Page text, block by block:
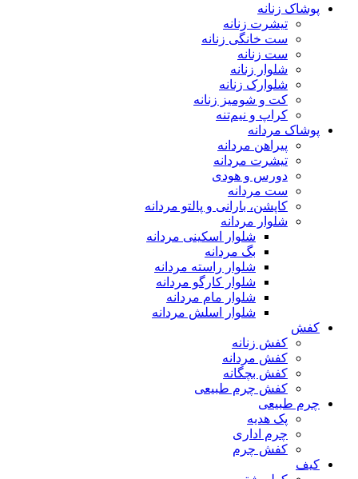
پوشاک زنانه
تیشرت زنانه
ست خانگی زنانه
ست زنانه
شلوار زنانه
شلوارک زنانه
کت و شومیز زنانه
کراپ و نیم‌تنه
پوشاک مردانه
پیراهن مردانه
تیشرت مردانه
دورس و هودی
ست مردانه
کاپشن، بارانی و پالتو مردانه
شلوار مردانه
شلوار اسکینی مردانه
بگ مردانه
شلوار راسته مردانه
شلوار کارگو مردانه
شلوار مام مردانه
شلوار اسلش مردانه
کفش
کفش زنانه
کفش مردانه
کفش بچگانه
کفش چرم طبیعی
چرم طبیعی
پک هدیه
چرم اداری
کفش چرم
کیف